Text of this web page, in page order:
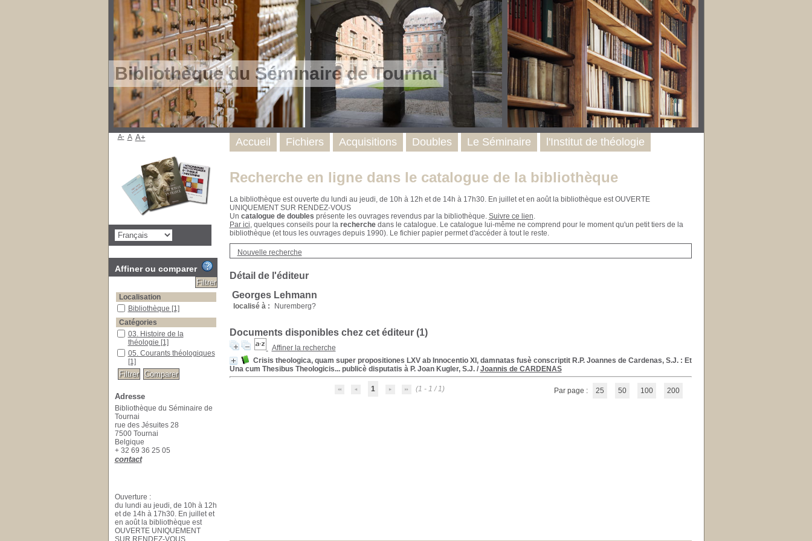
Bibliothèque du Séminaire de Tournai
Recherche en ligne dans le catalogue de la bibliothèque
La bibliothèque est ouverte du lundi au jeudi, de 10h à 12h et de 14h à 17h30. En juillet et en août la bibliothèque est OUVERTE
UNIQUEMENT SUR RENDEZ-VOUS
Un catalogue de doubles présente les ouvrages revendus par la bibliothèque. Suivre ce lien.
Par ici, quelques conseils pour la recherchedans le catalogue. Le catalogue lui-même ne comprend pour le moment qu'un petit tiers de la
bibliothèque (et tous les ouvrages depuis 1990). Le fichier papier permet d'accéder à tout le reste.
Nouvelle recherche
Détail de l'éditeur
Georges Lehmann
localisé à : Nuremberg?
Documents disponibles chez cet éditeur (1)
Affiner la recherche
Crisis theologica, quam super propositiones LXV ab Innocentio XI, damnatas fusè conscriptit R.P. Joannes de Cardenas, S.J.: Et
Una cum Thesibus Theologicis... publicè disputatis à P. Joan Kugler, S.J./ Joannis de CARDENAS
1 (1 - 1 / 1) Par page : 25 50 100 200
Accueil Fichiers Acquisitions Doubles Le Séminaire l'Institut de théologie
A- A A+
Affiner ou comparer
Localisation
Bibliothèque [1]
Catégories
03. Histoire de la
théologie [1]
05. Courants théologiques
[1]
Adresse
Bibliothèque du Séminaire de
Tournai
rue des Jésuites 28
7500 Tournai
Belgique
+ 32 69 36 25 05
contact
Ouverture :
du lundi au jeudi, de 10h à 12h
et de 14h à 17h30. En juillet et
en août la bibliothèque est
OUVERTE UNIQUEMENT
SUR RENDEZ-VOUS.